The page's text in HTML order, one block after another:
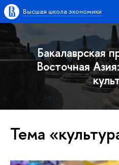
Высшая школа экономики
Бакалаврская
Восточная
Тема